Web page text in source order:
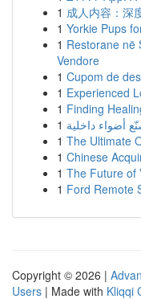
1 成人内容：深
1 Yorkie Pups
1 Restorane në
Vendore
1 Cupom de
1 Experienced
1 Finding
1
1 The Ultimate
1 Chinese
1 The Future of
1 Ford Remote
Copyright © 2026 |
Users | Made with Kliqqi